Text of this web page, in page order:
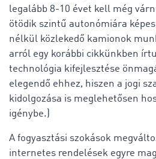
legalább 8-10 évet kell még
ötödik szintű autonómiára
nélkül közlekedő kamionok
arról egy korábbi cikkünkben
technológia kifejlesztése
elegendő ehhez, hiszen a jogi
kidolgozása is meglehetősen
igénybe.)
A fogyasztási szokások
internetes rendelések egyre